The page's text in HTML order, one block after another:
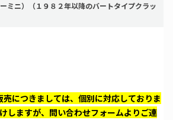
ミニ）（１９８２年以降のバートタイプクラッ
につきましては、個別に対応しておりま
しますが、問い合わせフォームよりご連